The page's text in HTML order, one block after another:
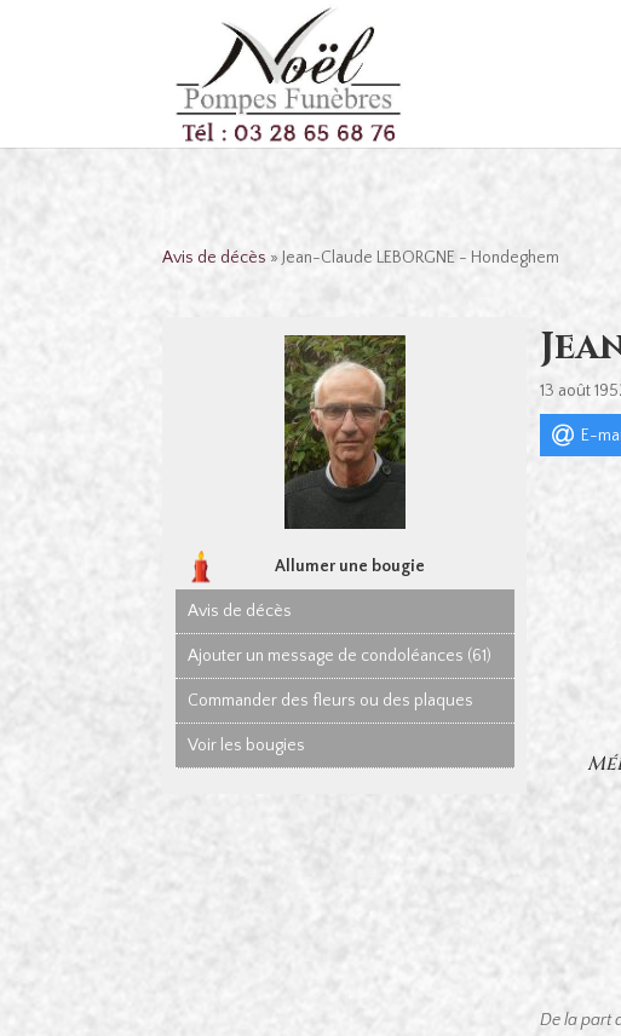
Avis de décès » Jean-Claude LEBORGNE - Hondeghem
Allumer une bougie
Avis de décès
Ajouter un message de condoléances (61)
Commander des fleurs ou des plaques
Voir les bougies
13 août
E-mail
De la part